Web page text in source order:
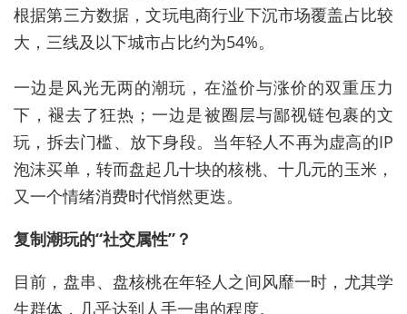
根据第三方数据，文玩电商行业下沉市场覆盖占比较
大，三线及以下城市占比约为54%。
一边是风光无两的潮玩，在溢价与涨价的双重压力
下，褪去了狂热；一边是被圈层与鄙视链包裹的文
玩，拆去门槛、放下身段。当年轻人不再为虚高的IP
泡沫买单，转而盘起几十块的核桃、十几元的玉米，
又一个情绪消费时代悄然更迭。
复制潮玩的“社交属性”？
目前，盘串、盘核桃在年轻人之间风靡一时，尤其学
生群体，几乎达到人手一串的程度。